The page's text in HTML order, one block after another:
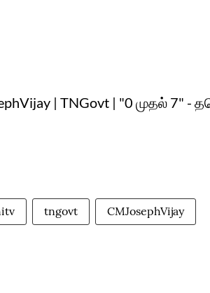
| TNGovt | "0 முதல்
tngovt CMJosephVijay